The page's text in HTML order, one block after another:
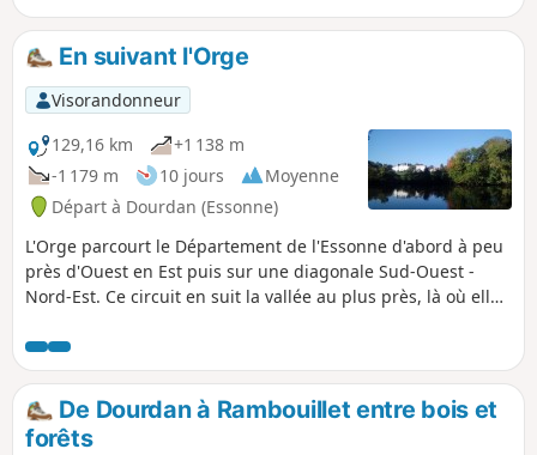
En suivant l'Orge
Visorandonneur
129,16 km
+1 138 m
-1 179 m
10 jours
Moyenne
Départ à Dourdan (Essonne)
L'Orge parcourt le Département de l'Essonne d'abord à peu
près d'Ouest en Est puis sur une diagonale Sud-Ouest -
Nord-Est. Ce circuit en suit la vallée au plus près, là où elle
long de la rivière, notamment une promenade aménagée
dans la partie aval, les passages en sous-bois, la traversée
de zones résidentielles et les parcours urbains.
De Dourdan à Rambouillet entre bois et
forêts